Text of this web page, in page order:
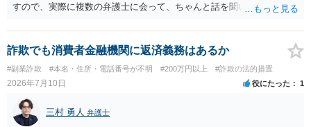
すので、実際に複数の弁護士に会って、ちゃんと話を聞いてくれる
はそもそも事案を把握できていないようですので、御相談の案件につ
いては弁護士として能力不足なのかもしれません。相手にしない方が
良いと思います。ただ、仮想通貨詐欺の被害回復は現実的には難しい
かもしれません。
詐欺でも消費者金融機関に返済義務はあるか
#副業詐欺 #本名・住所・電話番号が不明 #200万円以上 #詐欺の法的措置
2026年7月10日 役にたった 1
三村 勇人 弁護士